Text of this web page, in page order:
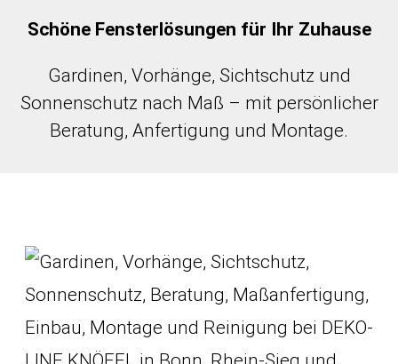
Schöne Fensterlösungen für Ihr Zuhause
Gardinen, Vorhänge, Sichtschutz und
Sonnenschutz nach Maß – mit persönlicher
Beratung, Anfertigung und Montage.